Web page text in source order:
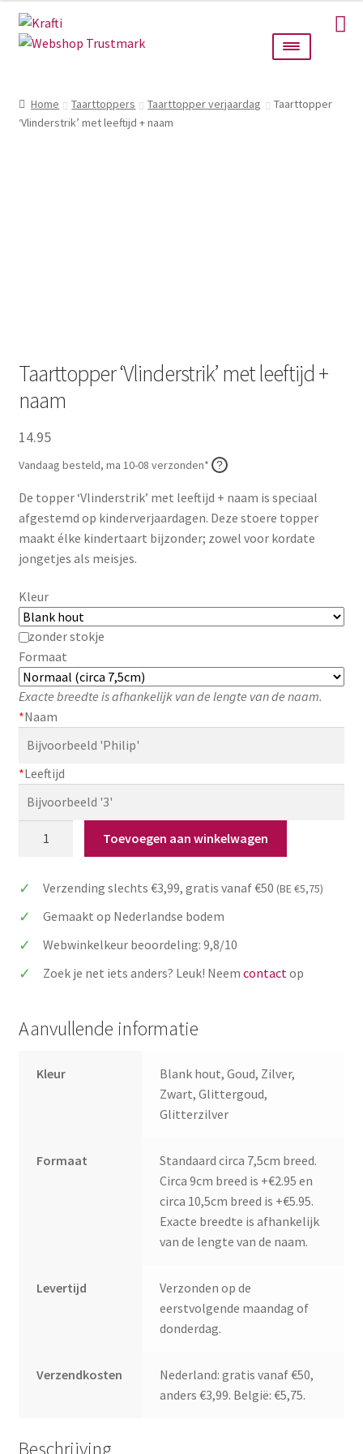
Ga
door
Ga
naar
Taarttoppers
Zakelijk
Contact
Zoeken
naar:
Home Taarttoppers Taarttopper verjaardag
Taarttopper
‘Vlinderstrik’ met leeftijd + naam
Taarttopper ‘Vlinderstrik’ met leeftijd +
naam
14.95
Vandaag besteld, ma 10-08 verzonden*
De topper ‘Vlinderstrik’ met leeftijd + naam is speciaal
afgestemd op kinderverjaardagen. Deze stoere topper
maakt élke kindertaart bijzonder; zowel voor kordate
jongetjes als meisjes.
Kleur
zonder stokje
Formaat
Exacte breedte is afhankelijk van de lengte van de naam.
*Naam
*Leeftijd
leeftijd
aantal
Toevoegen aan winkelwagen
Verzending slechts €3,99, gratis vanaf €50 (BE €5,75)
Gemaakt op Nederlandse bodem
Webwinkelkeur beoordeling: 9,8/10
Zoek je net iets anders? Leuk! Neem contact op
Aanvullende informatie
Kleur
Blank hout, Goud, Zilver,
Zwart, Glittergoud,
Glitterzilver
Formaat
Standaard circa 7,5cm breed.
Circa 9cm breed is +€2.95 en
circa 10,5cm breed is +€5.95.
Exacte breedte is afhankelijk
van de lengte van de naam.
Levertijd
Verzonden op de
eerstvolgende maandag of
donderdag.
Verzendkosten
Nederland: gratis vanaf €50,
anders €3,99. België: €5,75.
Beschrijving